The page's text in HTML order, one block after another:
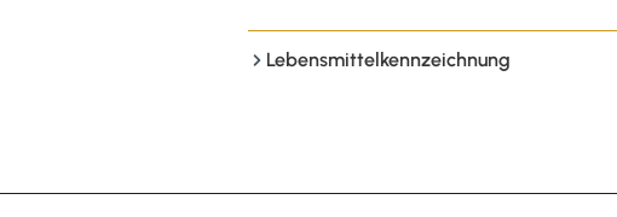
Lebensmittelkennzeichnung